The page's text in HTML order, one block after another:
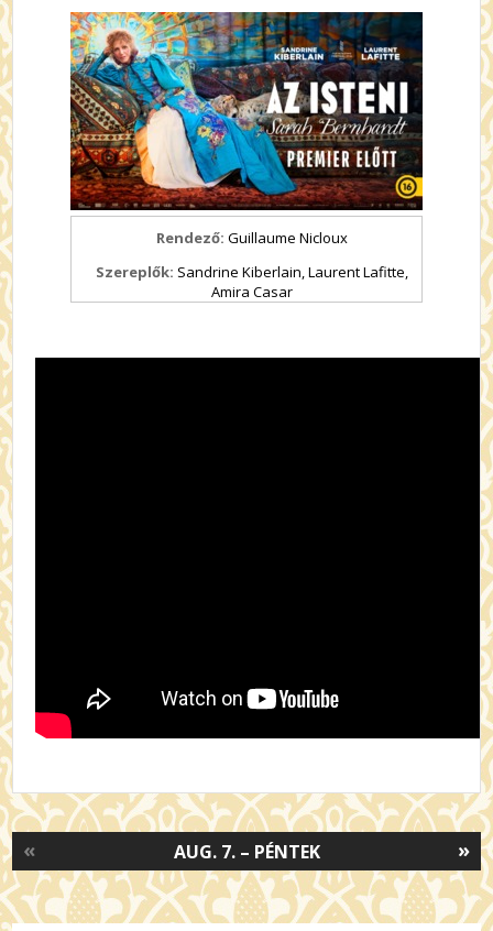
Rendező: Guillaume Nicloux
Szereplők: Sandrine Kiberlain, Laurent Lafitte,
Amira Casar
»
AUG. 7. – PÉNTEK
«